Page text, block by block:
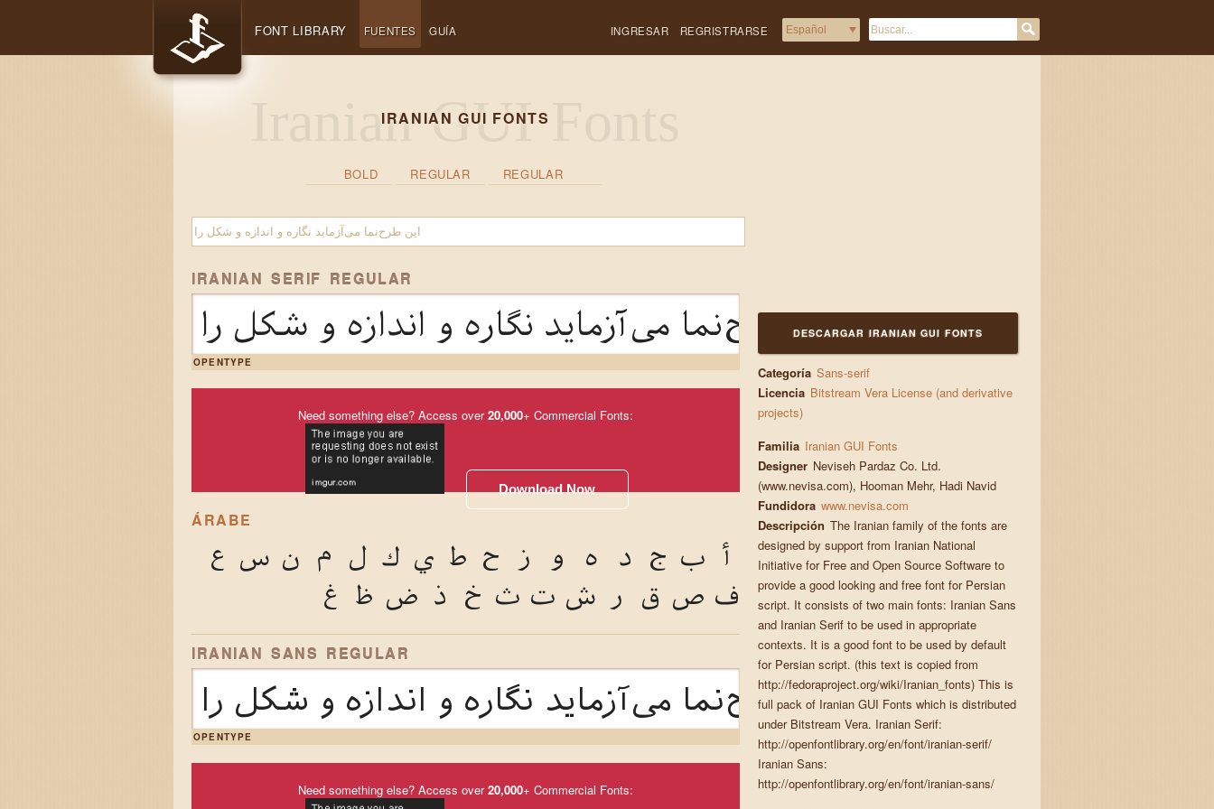
INGRESAR REGRISTRARSE
FONT LIBRARY FUENTES GUÍA
IRANIAN GUI FONTS
BOLD REGULAR REGULAR
IRANIAN SERIF REGULAR
این طرح‌نما می‌آزماید نگاره و اندازه و شکل را
OPENTYPE
Need something else? Access over20,000+ Commercial Fonts:
Download Now
ÁRABE
أ ب ج د ه و ز ح ط ي ك ل م ن س ع
ف ص ق ر ش ت ث خ ذ ض ظ غ
IRANIAN SANS REGULAR
این طرح‌نما می‌آزماید نگاره و اندازه و شکل را
OPENTYPE
Need something else? Access over20,000+ Commercial Fonts:
DESCARGAR IRANIAN GUI FONTS
Categoría Sans-serif
Licencia Bitstream Vera License (and derivative
projects)
Familia Iranian GUI Fonts
Designer Neviseh Pardaz Co. Ltd.
(www.nevisa.com), Hooman Mehr, Hadi Navid
Fundidora www.nevisa.com
Descripción The Iranian family of the fonts are
designed by support from Iranian National
Initiative for Free and Open Source Software to
provide a good looking and free font for Persian
script. It consists of two main fonts: Iranian Sans
and Iranian Serif to be used in appropriate
contexts. It is a good font to be used by default
for Persian script. (this text is copied from
http://fedoraproject.org/wiki/Iranian_fonts) This is
full pack of Iranian GUI Fonts which is distributed
under Bitstream Vera. Iranian Serif:
http://openfontlibrary.org/en/font/iranian-serif/
Iranian Sans:
http://openfontlibrary.org/en/font/iranian-sans/